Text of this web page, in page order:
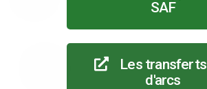
SAF
Les transferts
d'arcs